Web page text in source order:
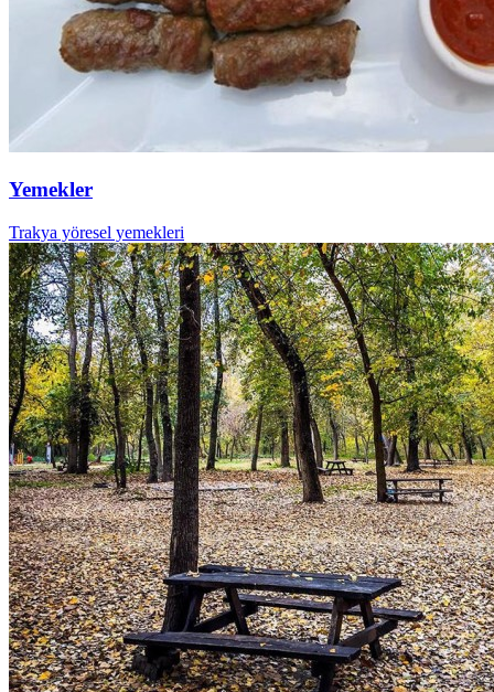
Yemekler
Trakya yöresel yemekleri